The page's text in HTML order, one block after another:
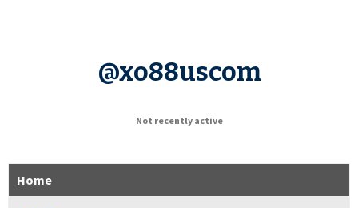
@xo88uscom
Not recently active
Home